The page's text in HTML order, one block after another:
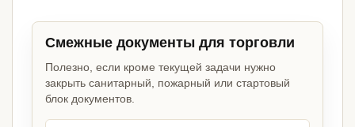
Смежные документы для торговли
Полезно, если кроме текущей задачи нужно
закрыть санитарный, пожарный или стартовый
блок документов.